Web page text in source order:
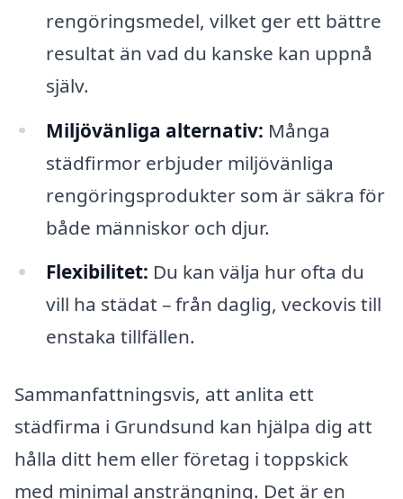
rengöringsmedel, vilket ger ett bättre
resultat än vad du kanske kan uppnå
själv.
Miljövänliga alternativ: Många
städfirmor erbjuder miljövänliga
rengöringsprodukter som är säkra för
både människor och djur.
Flexibilitet: Du kan välja hur ofta du
vill ha städat – från daglig, veckovis till
enstaka tillfällen.
Sammanfattningsvis, att anlita ett
städfirma i Grundsund kan hjälpa dig att
hålla ditt hem eller företag i toppskick
med minimal ansträngning. Det är en